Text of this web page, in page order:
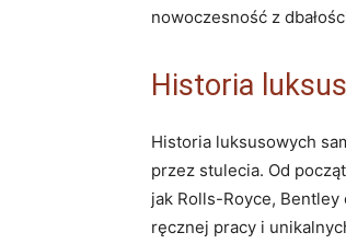
nowoczesność⁣ z
Historia
Historia luksusowych
przez stulecia. Od
jak⁣ Rolls-Royce,​
ręcznej⁢ pracy​ i⁤